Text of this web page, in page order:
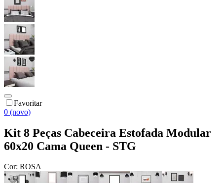
Favoritar
0 (novo)
Kit 8 Peças Cabeceira Estofada Modular
60x20 Cama Queen - STG
Cor: ROSA